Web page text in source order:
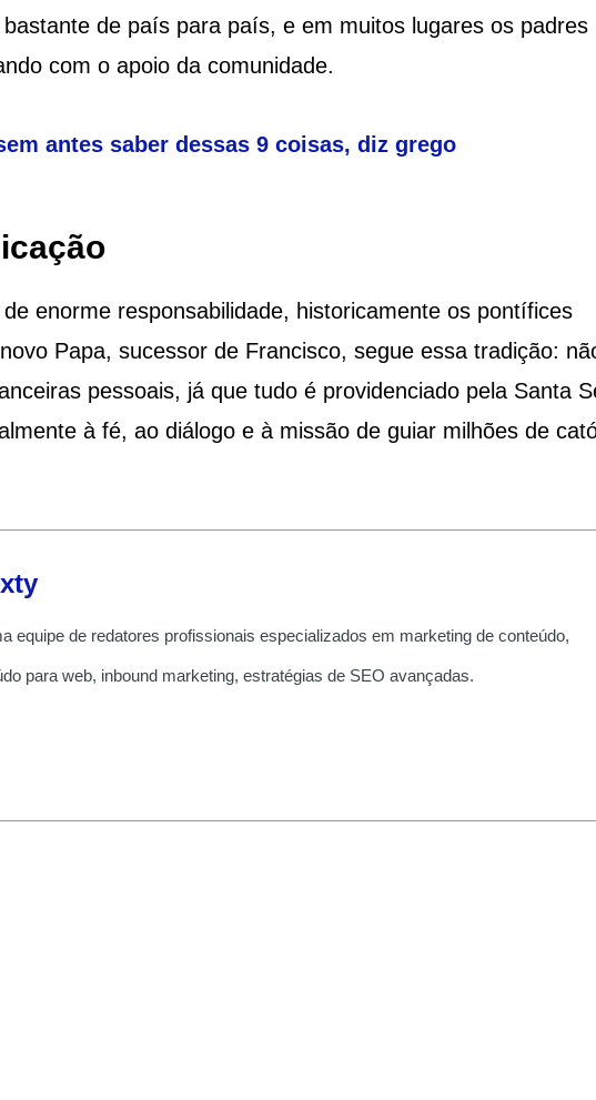
de país para país, e em muitos lugares os padres
com o apoio da comunidade.
antes saber dessas 9 coisas, diz grego
enorme responsabilidade, historicamente os pontífices
Papa, sucessor de Francisco, segue essa tradição:
pessoais, já que tudo é providenciado pela Santa
à fé, ao diálogo e à missão de guiar milhões de
equipe de redatores profissionais especializados em marketing de conteúdo,
para web, inbound marketing, estratégias de SEO avançadas.